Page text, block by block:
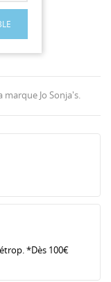
Jo Sonja's.
*Dès 100€